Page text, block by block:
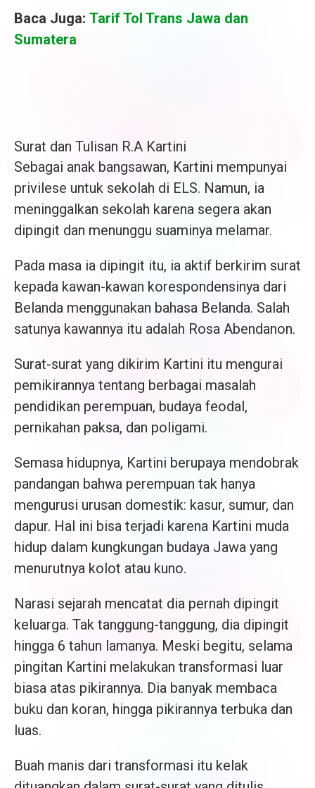
Baca Juga: Tarif Tol Trans Jawa dan
Sumatera
Surat dan Tulisan R.A Kartini
Sebagai anak bangsawan, Kartini mempunyai
privilese untuk sekolah di ELS. Namun, ia
meninggalkan sekolah karena segera akan
dipingit dan menunggu suaminya melamar.
Pada masa ia dipingit itu, ia aktif berkirim surat
kepada kawan-kawan korespondensinya dari
Belanda menggunakan bahasa Belanda. Salah
satunya kawannya itu adalah Rosa Abendanon.
Surat-surat yang dikirim Kartini itu mengurai
pemikirannya tentang berbagai masalah
pendidikan perempuan, budaya feodal,
pernikahan paksa, dan poligami.
Semasa hidupnya, Kartini berupaya mendobrak
pandangan bahwa perempuan tak hanya
mengurusi urusan domestik: kasur, sumur, dan
dapur. Hal ini bisa terjadi karena Kartini muda
hidup dalam kungkungan budaya Jawa yang
menurutnya kolot atau kuno.
Narasi sejarah mencatat dia pernah dipingit
keluarga. Tak tanggung-tanggung, dia dipingit
hingga 6 tahun lamanya. Meski begitu, selama
pingitan Kartini melakukan transformasi luar
biasa atas pikirannya. Dia banyak membaca
buku dan koran, hingga pikirannya terbuka dan
luas.
Buah manis dari transformasi itu kelak